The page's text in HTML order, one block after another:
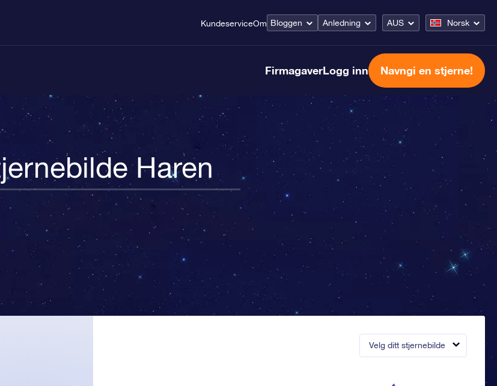
KundeserviceOm Bloggen Anledning AUS Norsk
FirmagaverLogg inn Navngi en stjerne!
Haren
Velg ditt stjernebilde